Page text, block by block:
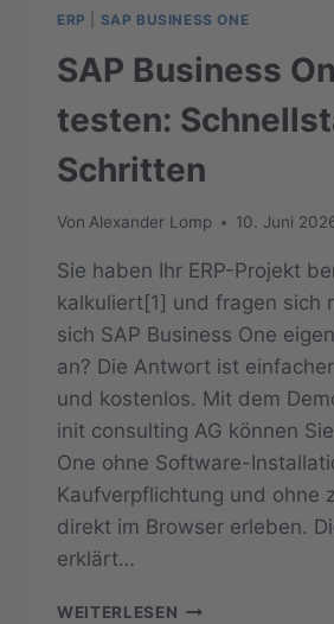
ERP SAP BUSINESS ONE
SAP Business
testen:
Schritten
Von Alexander Lomp 10. Juni
Sie haben Ihr ERP-Projekt
kalkuliert[1] und fragen sich
sich SAP Business One
an? Die Antwort ist
und kostenlos. Mit dem
init consulting AG können
One ohne Software-
Kaufverpflichtung und ohne
direkt im Browser erleben.
erklärt…
WEITERLESEN SAP